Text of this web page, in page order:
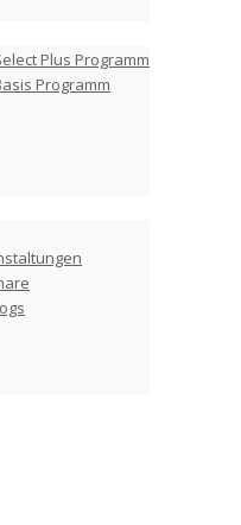
Plus Programm
Programm